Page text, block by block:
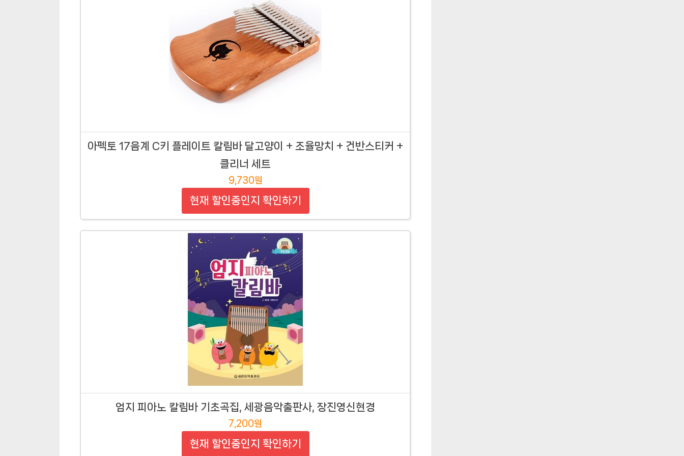
아펙토 17음계 C키 플레이트 칼림바 달고양이 + 조율망치 + 건반스티커 +
클리너 세트
9,730원
현재 할인중인지 확인하기
엄지 피아노 칼림바 기초곡집, 세광음악출판사, 장진영신현경
7,200원
현재 할인중인지 확인하기